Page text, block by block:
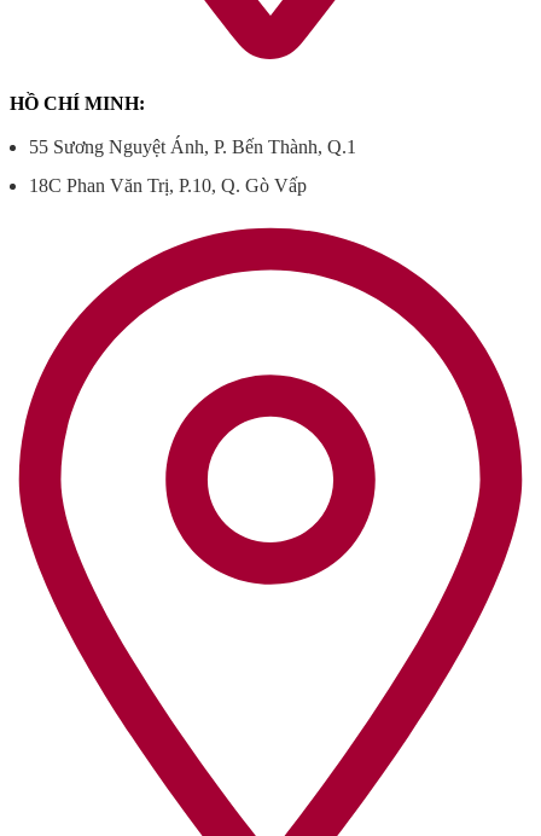
HỒ CHÍ MINH:
55 Sương Nguyệt Ánh, P. Bến Thành, Q.1
18C Phan Văn Trị, P.10, Q. Gò Vấp